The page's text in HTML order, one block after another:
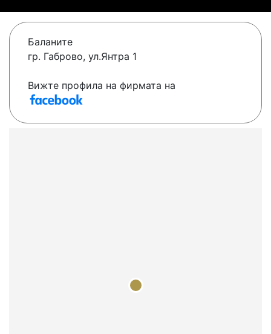
Баланите
гр. Габрово, ул.Янтра 1
Вижте профила на фирмата на